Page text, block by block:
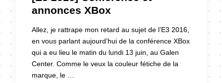
annonces XBox
Allez, je rattrape mon retard au sujet de l’E3 2016,
en vous parlant aujourd’hui de la conférence XBox
qui a eu lieu le matin du lundi 13 juin, au Galen
Center. Comme le veux la couleur fétiche de la
marque, le …